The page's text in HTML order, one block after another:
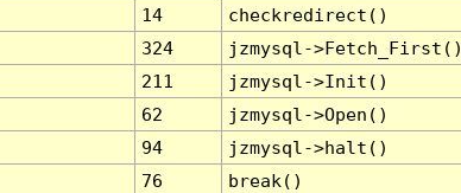
14
checkredirect()
324
jzmysql-
211
jzmysql->Init()
62
jzmysql->Open()
94
jzmysql->halt()
76 break()